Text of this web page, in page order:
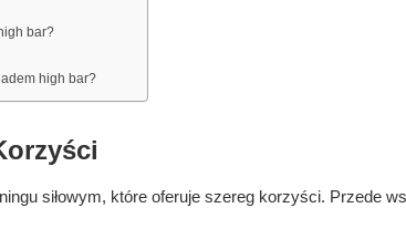
bar?
high bar?
siłowym, które oferuje szereg korzyści. Przede